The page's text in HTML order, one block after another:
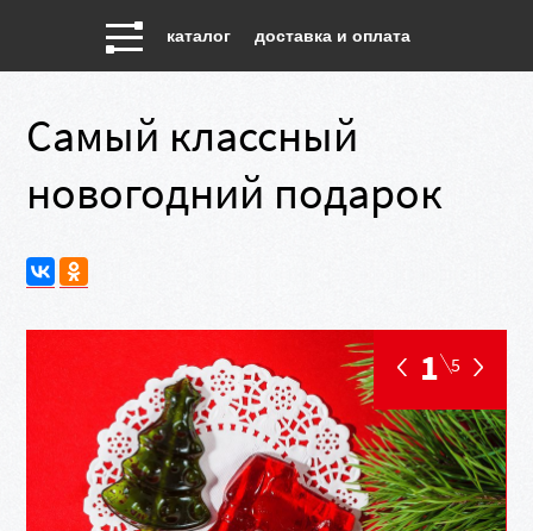
каталог доставка и оплата
Самый классный
новогодний подарок
1 5